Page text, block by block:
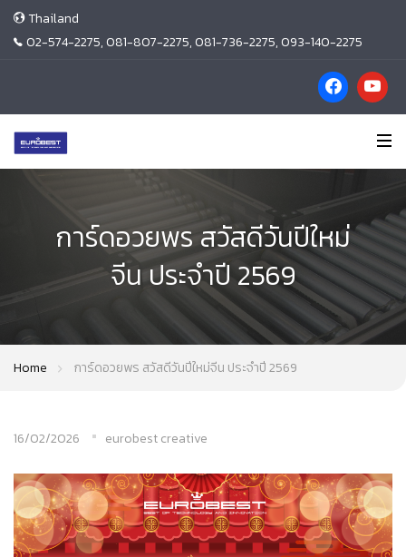
Thailand
02-574-2275, 081-807-2275, 081-736-2275, 093-140-2275
การ์ดอวยพร สวัสดีวันปีใหม่
จีน ประจำปี 2569
Home การ์ดอวยพร สวัสดีวันปีใหม่จีน ประจำปี 2569
16/02/2026 eurobest creative